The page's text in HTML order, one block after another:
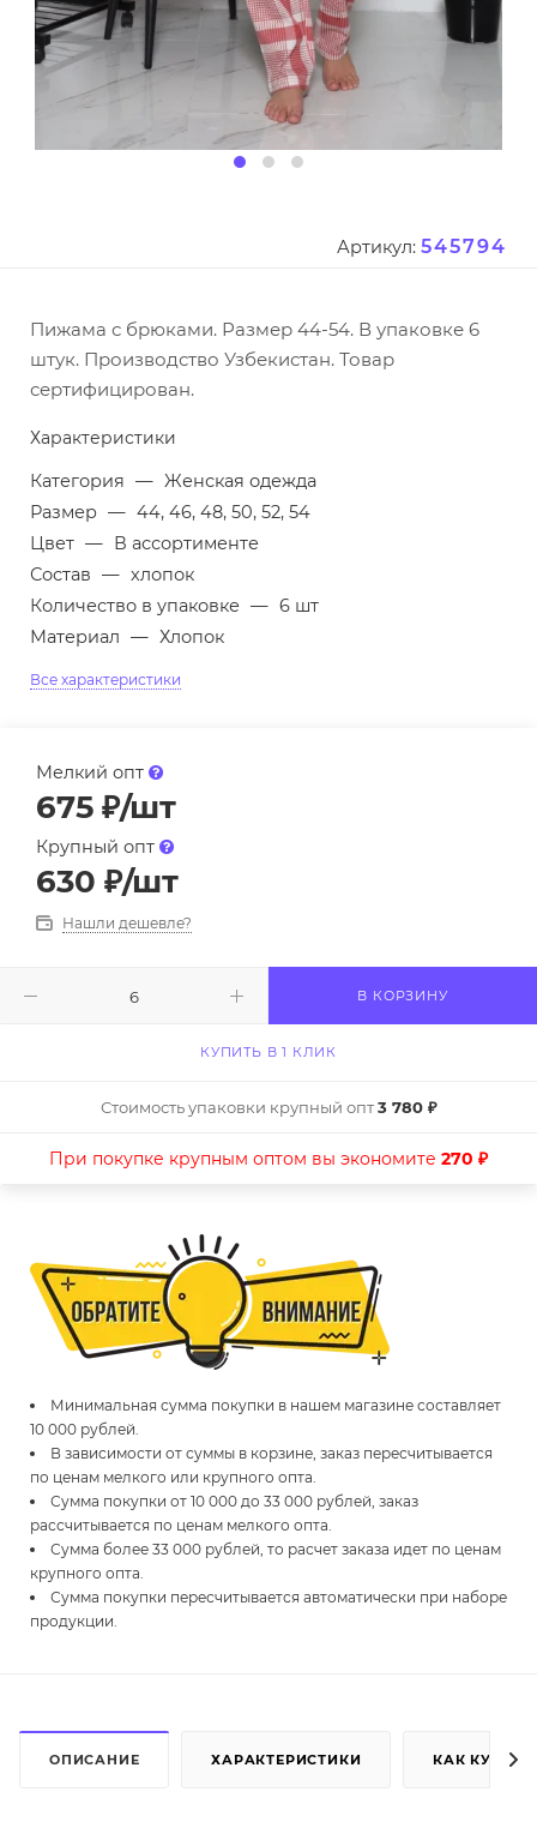
Артикул: 545794
Пижама с брюками. Размер 44-54. В упаковке 6
штук. Производство Узбекистан. Товар
сертифицирован.
Характеристики
Категория — Женская одежда
Размер — 44, 46, 48, 50, 52, 54
Цвет — В ассортименте
Состав — хлопок
Количество в упаковке — 6 шт
Материал — Хлопок
Все характеристики
Мелкий опт
675 ₽/шт
Крупный опт
630 ₽/шт
Нашли дешевле?
В КОРЗИНУ
КУПИТЬ В 1 КЛИК
Стоимость упаковки крупный опт3 780 ₽
При покупке крупным оптом вы экономите 270 ₽
Минимальная сумма покупки в нашем магазине составляет
10 000 рублей.
В зависимости от суммы в корзине, заказ пересчитывается
по ценам мелкого или крупного опта.
Сумма покупки от 10 000 до 33 000 рублей, заказ
рассчитывается по ценам мелкого опта.
Сумма более 33 000 рублей, то расчет заказа идет по ценам
крупного опта.
Сумма покупки пересчитывается автоматически при наборе
продукции.
ОПИСАНИЕ ХАРАКТЕРИСТИКИ КАК КУПИТЬ